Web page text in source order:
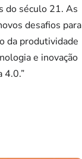
do século 21. As
desafios para
da produtividade
e inovação
4.0.”